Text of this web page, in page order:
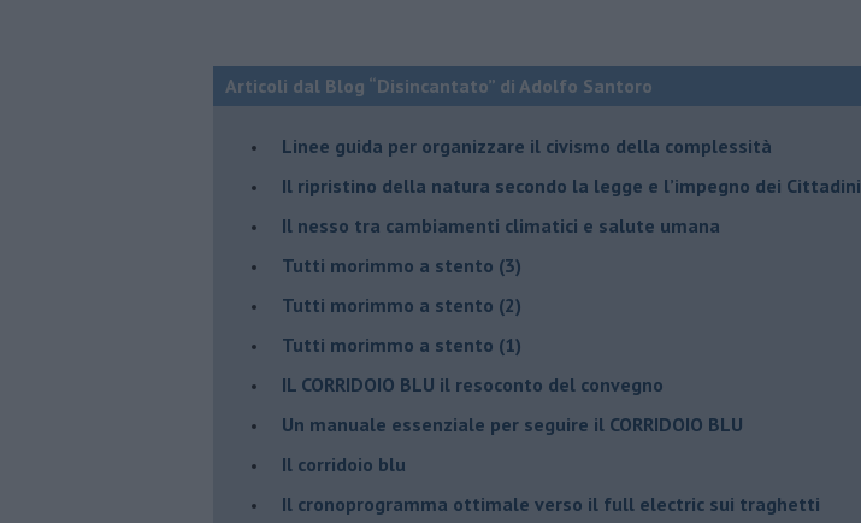
Articoli dal Blog “Disincantato” di Adolfo Santoro
​Linee guida per organizzare il civismo della complessità
​Il ripristino della natura secondo la legge e l’impegno dei Cittadini
Il nesso tra cambiamenti climatici e salute umana
Tutti morimmo a stento (3)
Tutti morimmo a stento (2)
​Tutti morimmo a stento (1)
IL CORRIDOIO BLU il resoconto del convegno
Un manuale essenziale per seguire il CORRIDOIO BLU
Il corridoio blu
​Il cronoprogramma ottimale verso il full electric sui traghetti